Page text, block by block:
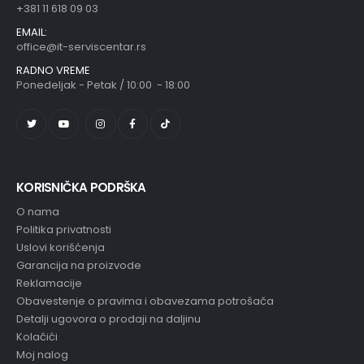
+381 11 618 09 03
EMAIL:
office@it-serviscentar.rs
RADNO VREME
Ponedeljak - Petak / 10:00 - 18:00
KORISNIČKA PODRŠKA
O nama
Politika privatnosti
Uslovi korišćenja
Garancija na proizvode
Reklamacije
Obavestenje o pravima i obavezama potrošača
Detalji ugovora o prodaji na daljinu
Kolačići
Moj nalog